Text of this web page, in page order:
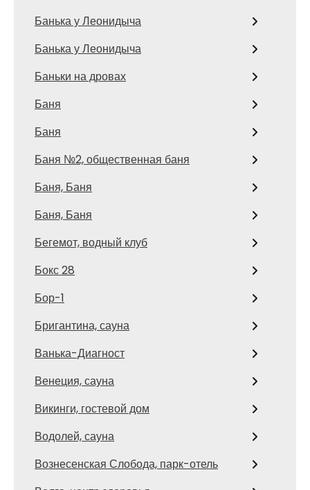
Банька у Леонидыча
Банька у Леонидыча
Баньки на дровах
Баня
Баня
Баня №2, общественная баня
Баня, Баня
Баня, Баня
Бегемот, водный клуб
Бокс 28
Бор-1
Бригантина, сауна
Ванька-Диагност
Венеция, сауна
Викинги, гостевой дом
Водолей, сауна
Вознесенская Слобода, парк-отель